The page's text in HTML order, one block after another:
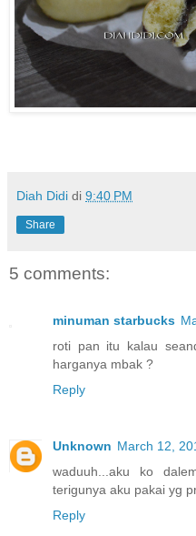
Diah Didi di 9:40 PM
Share
5 comments:
minuman starbucks
roti pan itu kalau
harganya mbak ?
Reply
Unknown March 12,
waduuh...aku ko
terigunya aku pakai yg
Reply